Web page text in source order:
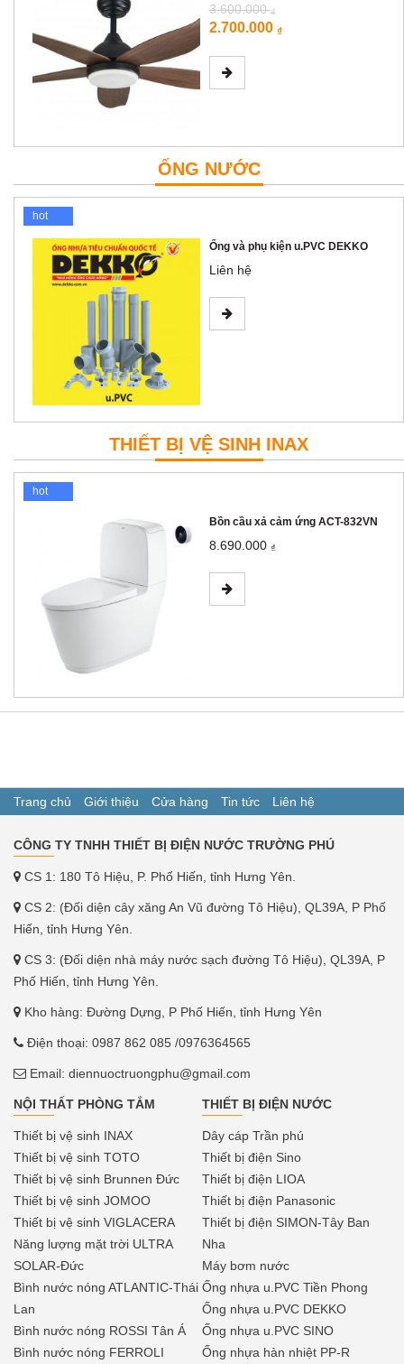
3.600.000₫
2.700.000 ₫
ỐNG NƯỚC
hot
ỐNG VÀ PHỤ TÙNG U.PVC BS (HỆ
THIẾT BỊ VỆ SINH INAX
Bồn cầu xả cảm ứng ACT-832VN
8.690.000₫
Trang chủ Giới thiệu Cửa hàng Tin tức Liên hệ
CÔNG TY TNHH THIẾT BỊ ĐIỆN NƯỚC TRƯỜNG PHÚ
CS 1: 180 Tô Hiệu, P. Phố Hiến, tỉnh Hưng Yên.
CS 2: (Đối diện cây xăng An Vũ đường Tô Hiệu), QL39A, P Phố
Hiến, tỉnh Hưng Yên.
CS 3: (Đối diện nhà máy nước sạch đường Tô Hiệu), QL39A, P
Phố Hiến, tỉnh Hưng Yên.
Kho hàng: Đường Dựng, P Phố Hiến, tỉnh Hưng Yên
Điện thoại: 0987 862 085 /0976364565
Email: diennuoctruongphu@gmail.com
NỘI THẤT PHÒNG TẮM
Thiết bị vệ sinh INAX
Thiết bị vệ sinh TOTO
Thiết bị vệ sinh Brunnen Đức
Thiết bị vệ sinh JOMOO
Thiết bị vệ sinh VIGLACERA
Năng lượng mặt trời ULTRA
SOLAR-Đức
Bình nước nóng ATLANTIC-Thái
Lan
Bình nước nóng ROSSI Tân Á
Bình nước nóng FERROLI
THIẾT BỊ ĐIỆN NƯỚC
Dây cáp Trần phú
Thiết bị điện Sino
Thiết bị điện LIOA
Thiết bị điện Panasonic
Thiết bị điện SIMON-Tây Ban
Nha
Máy bơm nước
Ống nhựa u.PVC Tiền Phong
Ống nhựa u.PVC DEKKO
Ống nhựa u.PVC SINO
Ống nhựa hàn nhiệt PP-R